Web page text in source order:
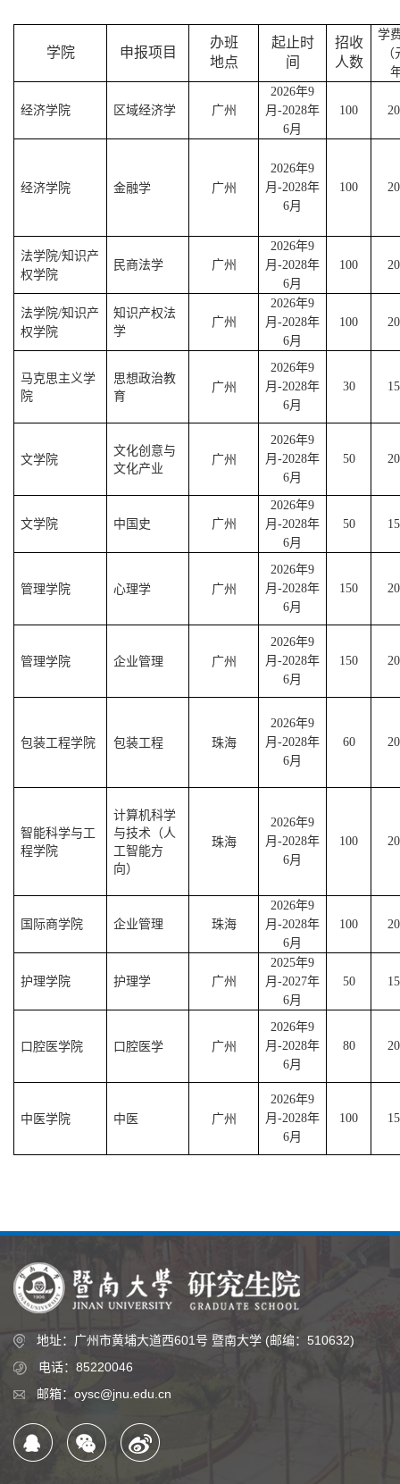
学院 申报项目
办班
地点
起止时
间
招收
人数
学
经济学院 区域经济学 广州
2026年9
月 -2028年
6月
100
经济学院 金融学 广州
2026年9
月 -2028年
6月
100
法学院/知识产
权学院
民商法学 广州
2026年9
月 -2028年
6月
100
法学院/知识产
权学院
知识产权法
学
广州
2026年9
月 -2028年
6月
100
马克思主义学
院
思想政治教
育
广州
2026年9
月 -2028年
6月
30
文学院
文化创意与
文化产业
广州
2026年9
月 -2028年
6月
50
文学院 中国史 广州
2026年9
月 -2028年
6月
50
管理学院 心理学 广州
2026年9
月 -2028年
6月
150
管理学院 企业管理 广州
2026年9
月 -2028年
6月
150
包装工程学院 包装工程 珠海
2026年9
月 -2028年
6月
60
智能科学与工
程学院
计算机科学
与技术（人
工智能方
向）
珠海
2026年9
月 -2028年
6月
100
国际商学院 企业管理 珠海
2026年9
月 -2028年
6月
100
护理学院 护理学 广州
2025年9
月 -2027年
6月
50
口腔医学院 口腔医学 广州
2026年9
月 -2028年
6月
80
中医学院 中医 广州
2026年9
月 -2028年
6月
100
地址：广州市黄埔大道西601号 暨南大学 (邮编：510632)
电话：85220046
邮箱：oysc@jnu.edu.cn